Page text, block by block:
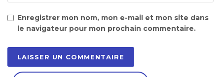
Enregistrer mon nom, mon e-mail et mon site dans
le navigateur pour mon prochain commentaire.